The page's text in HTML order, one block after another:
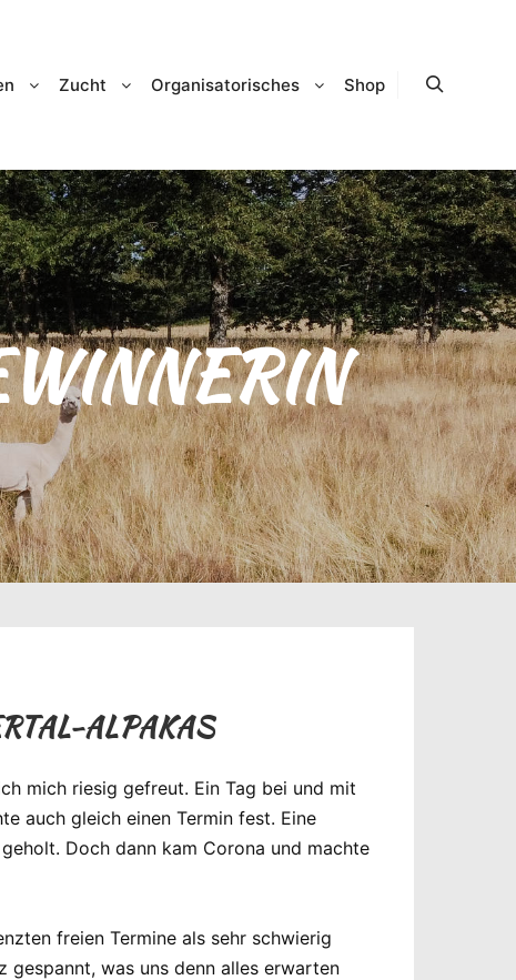
Zucht Organisatorisches Shop
ALPAKAS
mich riesig gefreut. Ein Tag bei und mit
auch gleich einen Termin fest. Eine
Doch dann kam Corona und machte
freien Termine als sehr schwierig
gespannt, was uns denn alles erwarten